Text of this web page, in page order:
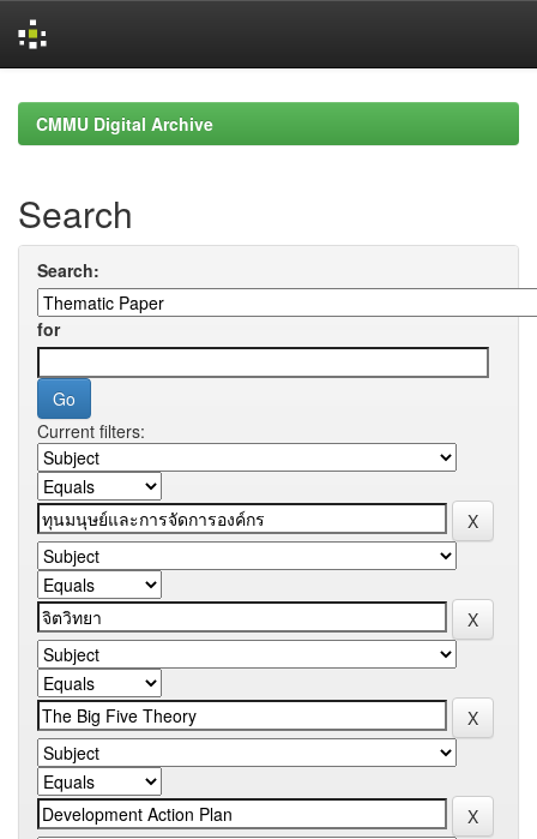
navigationCMMU Digital Archive
Search
Search:
for
Current filters: